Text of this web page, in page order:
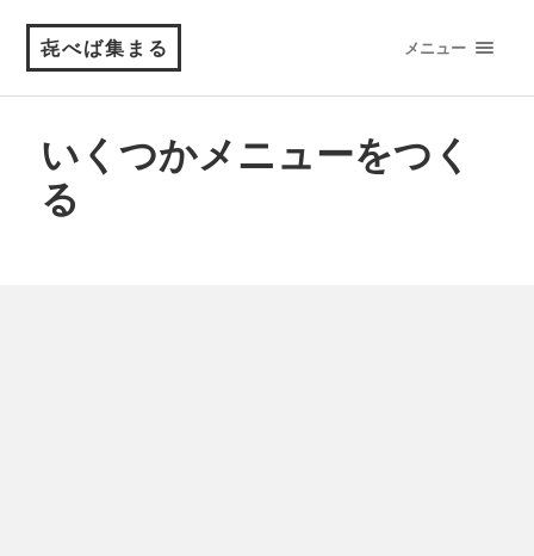
㐂べば集まる メニュー
いくつかメニューをつく
る